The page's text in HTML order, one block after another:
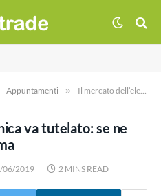
Appuntamenti » Il mercato dell’elettronica va tutelato: se ne parla il 27 giugno a Roma
va tutelato: se ne
06/2019 2 MINS READ